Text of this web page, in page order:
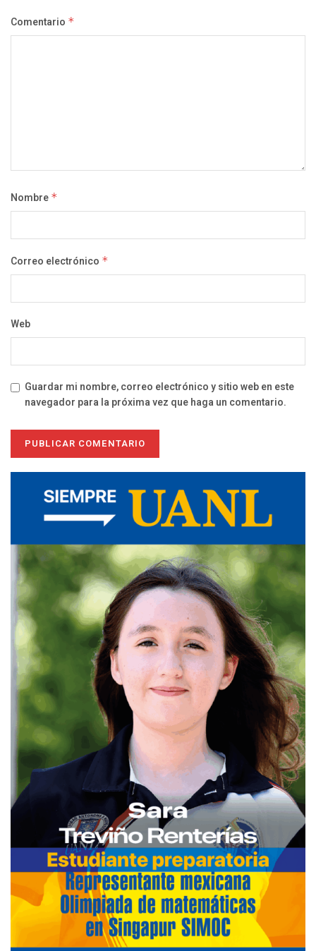
Comentario *
Nombre *
Correo electrónico *
Web
Guardar mi nombre, correo electrónico y sitio web en este
navegador para la próxima vez que haga un comentario.